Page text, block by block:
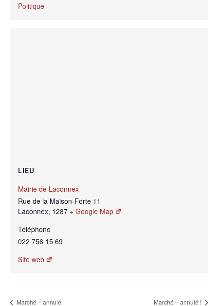
Politique
LIEU
Mairie de Laconnex
Rue de la Maison-Forte 11
Laconnex, 1287 + Google Map
Téléphone
022 756 15 69
Site web
Marché – annulé Marché – annulé !